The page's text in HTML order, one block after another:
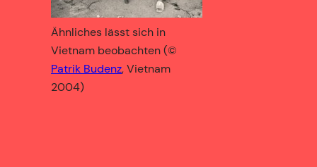
Ähnliches lässt sich in
Vietnam beobachten (©
Patrik Budenz, Vietnam
2004)